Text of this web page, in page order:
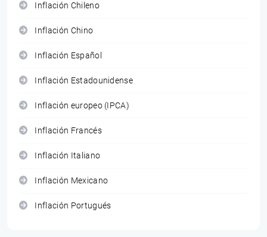
Inflación Chileno
Inflación Chino
Inflación Español
Inflación Estadounidense
Inflación europeo (IPCA)
Inflación Francés
Inflación Italiano
Inflación Mexicano
Inflación Portugués